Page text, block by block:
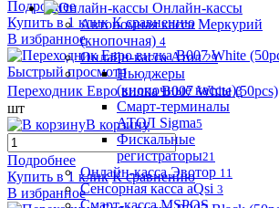
Онлайн-кассы
Автономная касса Меркурий
(кнопочная) 4
Онлайн-касса Атол 29
Ньюджеры
(кнопочные кассы)3
Смарт-терминалы
АТОЛ Sigma5
Фискальные
регистраторы21
Онлайн-касса Эвотор 11
Сенсорная касса aQsi 3
Смарт-касса MSPOS
Подробнее
Купить в 1 клик К сравнению
В избранное
Быстрый просмотр
Переходник Евро вилка B007 White (50pcs)
шт
В корзину
Подробнее
Купить в 1 клик К сравнению
В избранное